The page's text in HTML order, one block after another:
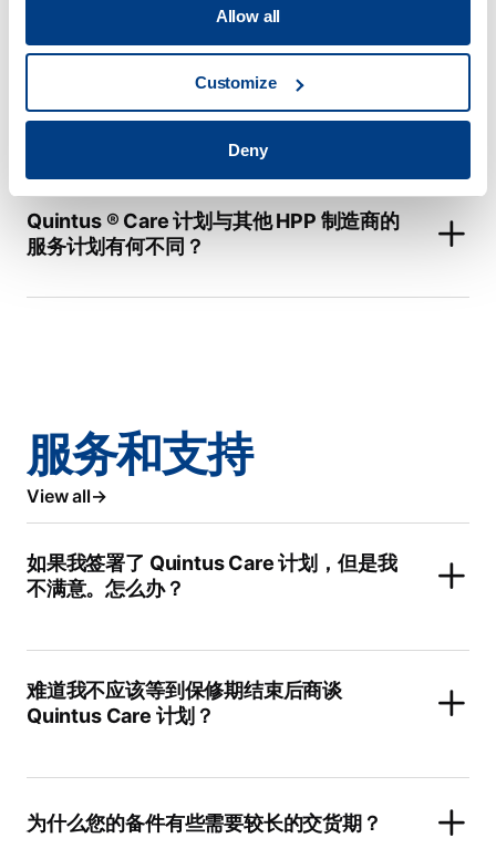
Allow all
Customize
Deny
你们在应用中心提供哪些服务？
Quintus ® Care 计划与其他 HPP 制造商的
服务计划有何不同？
服务和支持
View all
如果我签署了 Quintus Care 计划，但是我
不满意。怎么办？
难道我不应该等到保修期结束后商谈
Quintus Care 计划？
为什么您的备件有些需要较长的交货期？